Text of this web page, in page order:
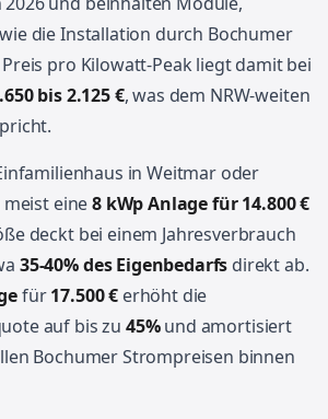
die Installation durch Bochumer
pro Kilowatt-Peak liegt damit bei
bis 2.125 €, was dem NRW-weiten
in Weitmar oder
meist eine8 kWp Anlage für 14.800 €
deckt bei einem Jahresverbrauch
35-40% des Eigenbedarfs direkt ab.
für17.500 € erhöht die
auf bis zu 45%und amortisiert
Bochumer Strompreisen binnen